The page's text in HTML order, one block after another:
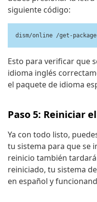
siguiente código:
dism/online /get-
Esto para verificar que
idioma inglés
el paquete de idioma
Paso 5: Reiniciar
Ya con todo listo,
tu sistema para que se
reinicio también
reiniciado, tu sistema
en español y